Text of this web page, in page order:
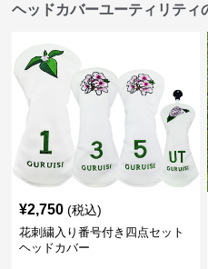
ヘッドカバーユーティリティ
¥2,750 (税込)
花刺繍入り番号付き四点セット
ヘッドカバー